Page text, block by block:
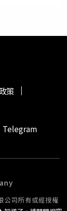
策
Telegram
公司所有或經授權